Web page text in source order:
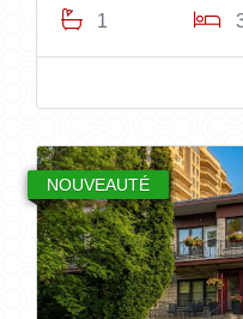
1
NOUVEAUTÉ